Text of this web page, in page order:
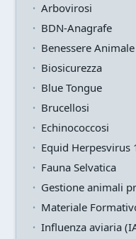
Arbovirosi
BDN-Anagrafe
Benessere Animale
Biosicurezza
Blue Tongue
Brucellosi
Echinococcosi
Equid Herpesvirus
Fauna Selvatica
Gestione animali
Materiale
Influenza aviaria